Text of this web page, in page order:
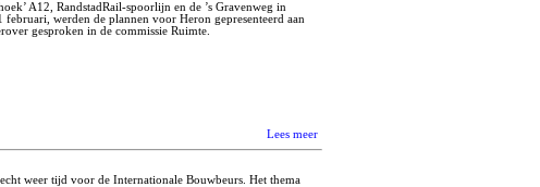
A12, RandstadRail-spoorlijn en de ’s Gravenweg in
werden de plannen voor Heron gepresenteerd aan
gesproken in de commissie Ruimte.
Lees meer
weer tijd voor de Internationale Bouwbeurs. Het thema